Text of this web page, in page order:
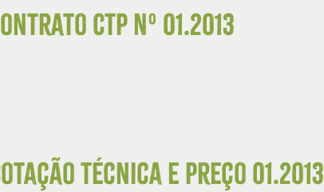
CTP Nº 01.2013
Técnica e Preço 01.2013